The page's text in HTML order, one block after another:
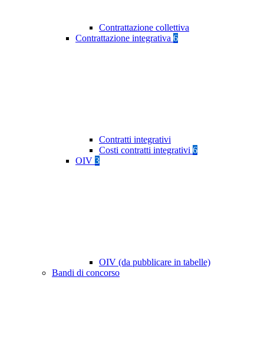
Contrattazione collettiva
Contrattazione integrativa 6
Contratti integrativi
Costi contratti integrativi 6
OIV 3
OIV (da pubblicare in tabelle)
Bandi di concorso